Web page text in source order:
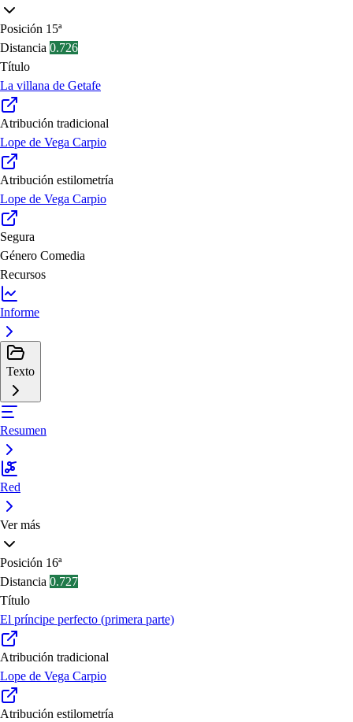
Posición 15ª
Distancia 0.726
Título
La villana de Getafe
Atribución tradicional
Lope de Vega Carpio
Atribución estilometría
Lope de Vega Carpio
Segura
Género Comedia
Recursos
Informe
Texto
Resumen
Red
Ver más
Posición 16ª
Distancia 0.727
Título
El príncipe perfecto (primera parte)
Atribución tradicional
Lope de Vega Carpio
Atribución estilometría